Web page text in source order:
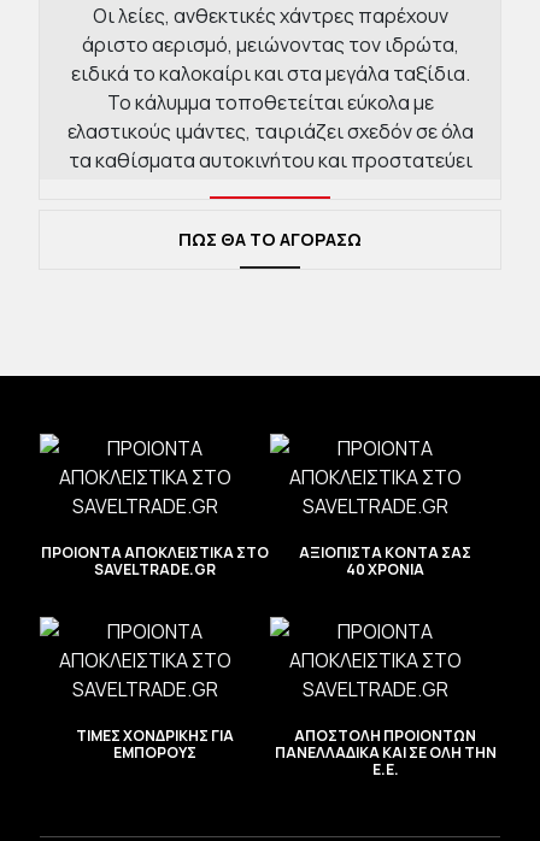
Οι λείες, ανθεκτικές χάντρες παρέχουν
άριστο αερισμό, μειώνοντας τον ιδρώτα,
ειδικά το καλοκαίρι και στα μεγάλα ταξίδια.
Το κάλυμμα τοποθετείται εύκολα με
ελαστικούς ιμάντες, ταιριάζει σχεδόν σε όλα
τα καθίσματα αυτοκινήτου και προστατεύει
Χαρακτηριστικά:
Χρώμα: Μαύρο
Ιδανικό για καλοκαίρι/μεγάλες
διαδρομές
Κλασική εμφάνιση
Εύκολη τοποθέτηση
Εύκολο καθάρισμα
ΠΩΣ ΘΑ ΤΟ ΑΓΟΡΑΣΩ
ΠΡΟΙΟΝΤΑ ΑΠΟΚΛΕΙΣΤΙΚΑ ΣΤΟ
SAVELTRADE.GR
ΑΞΙΟΠΙΣΤΑ ΚΟΝΤΑ ΣΑΣ
40 ΧΡΟΝΙΑ
ΤΙΜΕΣ ΧΟΝΔΡΙΚΗΣ ΓΙΑ
ΕΜΠΟΡΟΥΣ
ΑΠΟΣΤΟΛΗ ΠΡΟΙΟΝΤΩΝ
ΠΑΝΕΛΛΑΔΙΚΑ ΚΑΙ ΣΕ ΟΛΗ ΤΗΝ
Ε.Ε.